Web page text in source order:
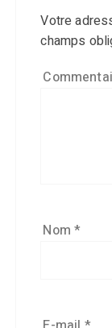
Votre
champs
Nom*